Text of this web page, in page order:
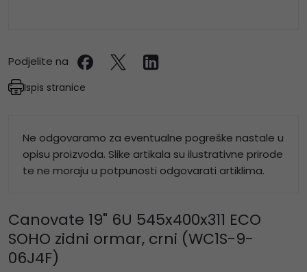
Podjelite na
Ispis stranice
Ne odgovaramo za eventualne pogreške nastale u
opisu proizvoda. Slike artikala su ilustrativne prirode
te ne moraju u potpunosti odgovarati artiklima.
Canovate 19" 6U 545x400x311 ECO
SOHO zidni ormar, crni (WC1S-9-
06J4F)